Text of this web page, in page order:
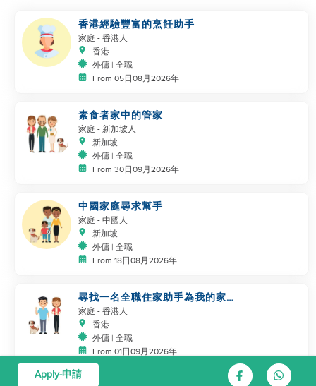
香港經驗豐富的烹飪助手
家庭 - 香港人
香港
外傭 | 全職
From 05日08月2026年
素食者家中的管家
家庭 - 新加坡人
新加坡
外傭 | 全職
From 30日09月2026年
中國家庭尋求幫手
家庭 - 中國人
新加坡
外傭 | 全職
From 18日08月2026年
尋找一名全職住家助手為我的家人
和狗服務
家庭 - 香港人
香港
外傭 | 全職
From 01日09月2026年
Apply-申請